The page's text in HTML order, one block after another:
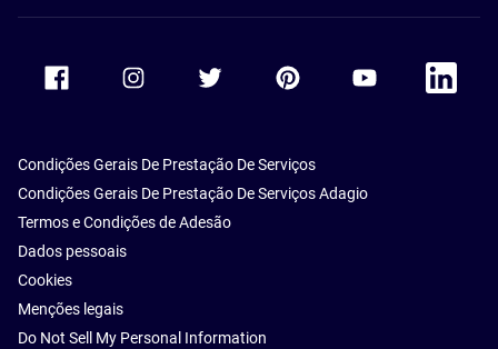
Accor Facebook Accor TwitterAccor PinterestAccor Youtube
Accor
Condições Gerais De Prestação De Serviços
Condições Gerais De Prestação De Serviços Adagio
Termos e Condições de Adesão
Dados pessoais
Cookies
Menções legais
Do Not Sell My Personal Information